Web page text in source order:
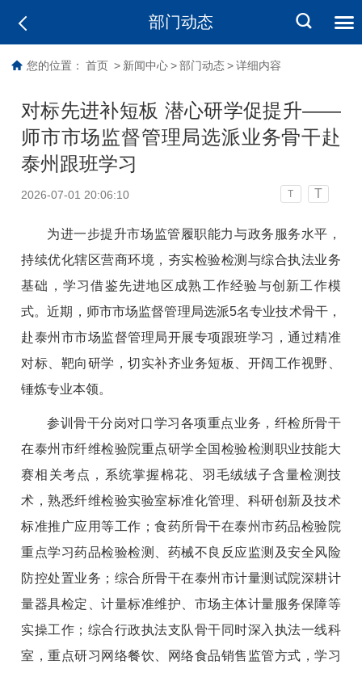
部门动态
您的位置： 首页 > 新闻中心 > 部门动态 > 详细内容
对标先进补短板 潜心研学促提升——
师市市场监督管理局选派业务骨干赴
泰州跟班学习
2026-07-01 20:06:10 T T
为进一步提升市场监管履职能力与政务服务水平，
持续优化辖区营商环境，夯实检验检测与综合执法业务
基础，学习借鉴先进地区成熟工作经验与创新工作模
式。近期，师市市场监督管理局选派5名专业技术骨干，
赴泰州市市场监督管理局开展专项跟班学习，通过精准
对标、靶向研学，切实补齐业务短板、开阔工作视野、
锤炼专业本领。
参训骨干分岗对口学习各项重点业务，纤检所骨干
在泰州市纤维检验院重点研学全国检验检测职业技能大
赛相关考点，系统掌握棉花、羽毛绒绒子含量检测技
术，熟悉纤维检验实验室标准化管理、科研创新及技术
标准推广应用等工作；食药所骨干在泰州市药品检验院
重点学习药品检验检测、药械不良反应监测及安全风险
防控处置业务；综合所骨干在泰州市计量测试院深耕计
量器具检定、计量标准维护、市场主体计量服务保障等
实操工作；综合行政执法支队骨干同时深入执法一线科
室，重点研习网络餐饮、网络食品销售监管方式，学习